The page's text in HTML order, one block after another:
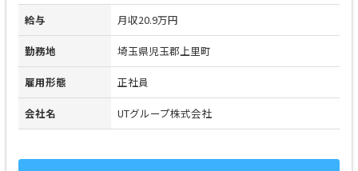
給与 月収20.9万円
勤務地 埼玉県児玉郡上里町
雇用形態 正社員
会社名 UTグループ株式会社